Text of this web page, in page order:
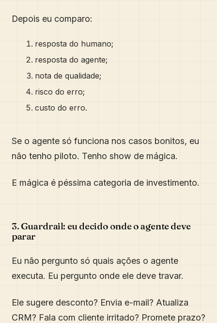
Depois eu comparo:
resposta do humano;
resposta do agente;
nota de qualidade;
risco do erro;
custo do erro.
Se o agente só funciona nos casos bonitos, eu
não tenho piloto. Tenho show de mágica.
E mágica é péssima categoria de investimento.
3. Guardrail: eu decido onde o agente deve
parar
Eu não pergunto só quais ações o agente
executa. Eu pergunto onde ele deve travar.
Ele sugere desconto? Envia e-mail? Atualiza
CRM? Fala com cliente irritado? Promete prazo?